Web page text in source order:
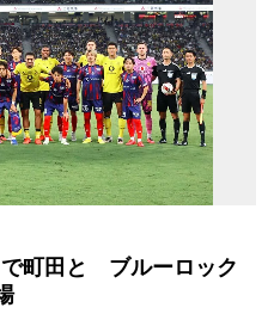
町田と ブルーロック